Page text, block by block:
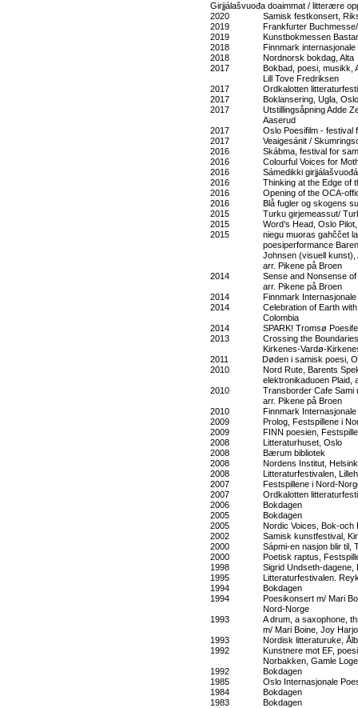
Girjjálašvuođa doaimmat / litterære
2020 Samisk festkonsert,
2019 Frankfurter Buchmesse/
2019 Kunstbokmessen Bastard,
2018 Finnmark internasjonale
2018 Nordnorsk bokdag, Alta
2017 Bokbad, poesi, musikk,
Lill Tove Fredriksen
2017 Ordkalotten
2017 Boklansering, Ugla, Oslo,
2017 Utstillingsåpning Adde
Aaserud
2017 Oslo Poesifilm - festival for
2017 Veaigesánit /
2016 Skábma, festival for
2016 Colourful Voices for Mother
2016 Sámedikki
2016 Thinking at the Edge of
2016 Opening of the OCA-
2016 Blå fugler og skogens sus,
2015 Turku girjemeassut/ Turku
2015 Word’s Head, Oslo Pilot,
2015 niegu muoras gahččet
poesiperformance Barents
Johnsen (visuell kunst), Anne
arr. Pikene på Broen
2014 Sense and Nonsense of
arr. Pikene på Broen
2014 Finnmark Internasjonale
2014 Celebration of Earth with
Colombia
2014 SPARK! Tromsø
2013 Crossing the Boundaries of
Kirkenes-Vardø-Kirkenes,
2011 Døden i samisk poesi,
2010 Nord Rute, Barents
elektronikaduoen
2010 Transborder Cafe Sami me
arr. Pikene på
2010 Finnmark Internasjonale
2009 Prolog, Festspillene i
2009 FINN poesien,
2008 Litteraturhuset, Oslo
2008 Bærum bibliotek
2008 Nordens Institut,
2008 Litteraturfestivalen,
2007 Festspillene i Nord-
2007 Ordkalotten
2006 Bokdagen
2005 Bokdagen
2005 Nordic Voices, Bok-och
2002 Samisk kunstfestival,
2000 Sápmi-en nasjon blir til,
2000 Poetisk raptus,
1998 Sigrid Undseth-dagene,
1995 Litteraturfestivalen.
1994 Bokdagen
1994 Poesikonsert m/ Mari
Nord-Norge
1993 A drum, a saxophone,
m/ Mari Boine, Joy Harjo,
1993 Nordisk litteraturuke,
1992 Kunstnere mot EF,
Norbakken, Gamle
1992 Bokdagen
1985 Oslo Internasjonale
1984 Bokdagen
1983 Bokdagen